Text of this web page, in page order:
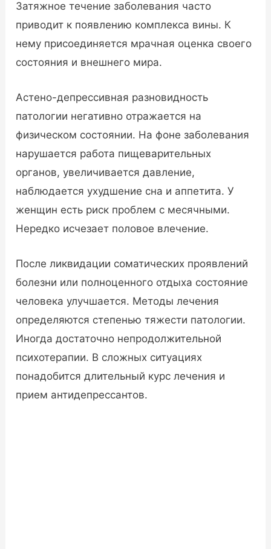
Затяжное течение заболевания часто
приводит к появлению комплекса вины. К
нему присоединяется мрачная оценка своего
состояния и внешнего мира.
Астено-депрессивная разновидность
патологии негативно отражается на
физическом состоянии. На фоне заболевания
нарушается работа пищеварительных
органов, увеличивается давление,
наблюдается ухудшение сна и аппетита. У
женщин есть риск проблем с месячными.
Нередко исчезает половое влечение.
После ликвидации соматических проявлений
болезни или полноценного отдыха состояние
человека улучшается. Методы лечения
определяются степенью тяжести патологии.
Иногда достаточно непродолжительной
психотерапии. В сложных ситуациях
понадобится длительный курс лечения и
прием антидепрессантов.